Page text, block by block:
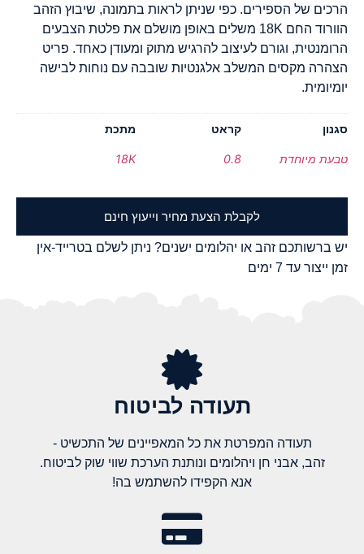
הרכים של הספירים. כפי שניתן לראות בתמונה, שיבוץ הזהב
הוורוד החם 18K משלים באופן מושלם את פלטת הצבעים
הרומנטית, וגורם לעיצוב להרגיש מתוק ומעודן כאחד. פריט
הצהרה מקסים המשלב אלגנטיות שובבה עם נוחות לבישה
יומיומית.
סגנון
טבעת מיוחדת
קראט
0.8
מתכת
18K
לקבלת הצעת מחיר וייעוץ חינם
יש ברשותכם זהב או יהלומים ישנים? ניתן לשלם בטרייד-אין
זמן ייצור עד 7 ימים
תעודה לביטוח
תעודה המפרטת את כל המאפיינים של התכשיט -
זהב, אבני חן ויהלומים ונותנת הערכת שווי שוק לביטוח.
אנא הקפידו להשתמש בה!